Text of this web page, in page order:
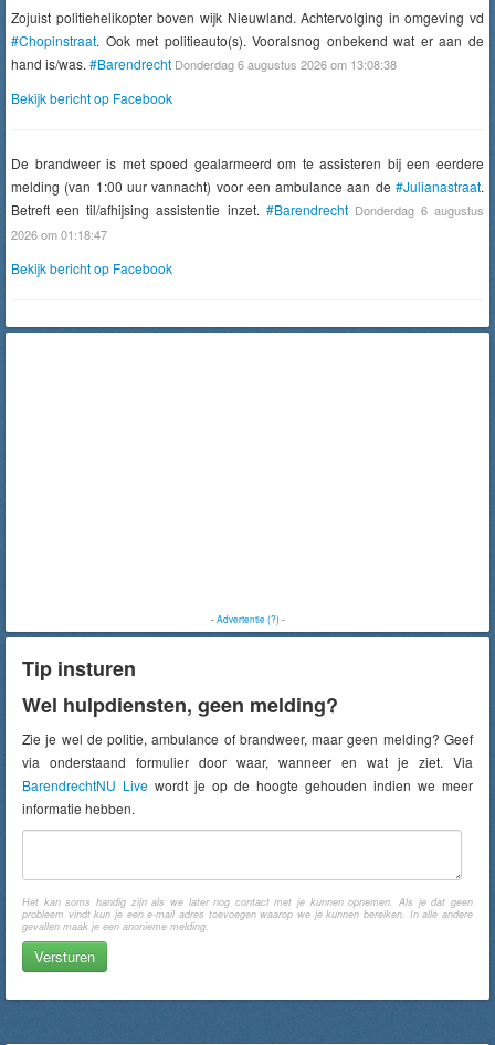
Zojuist politiehelikopter boven wijk Nieuwland. Achtervolging in omgeving vd
#Chopinstraat. Ook met politieauto(s). Vooralsnog onbekend wat er aan de
hand is/was. #Barendrecht Donderdag 6 augustus 2026 om 13:08:38
Bekijk bericht op Facebook
De brandweer is met spoed gealarmeerd om te assisteren bij een eerdere
melding (van 1:00 uur vannacht) voor een ambulance aan de #Julianastraat.
Betreft een til/afhijsing assistentie inzet. #Barendrecht Donderdag 6 augustus
2026 om 01:18:47
Bekijk bericht op Facebook
-Advertentie (?)-
Tip insturen
Wel hulpdiensten, geen melding?
Zie je wel de politie, ambulance of brandweer, maar geen melding? Geef
via onderstaand formulier door waar, wanneer en wat je ziet. Via
BarendrechtNU Live wordt je op de hoogte gehouden indien we meer
informatie hebben.
Het kan soms handig zijn als we later nog contact met je kunnen opnemen. Als je dat geen
probleem vindt kun je een e-mail adres toevoegen waarop we je kunnen bereiken. In alle andere
gevallen maak je een anonieme melding.